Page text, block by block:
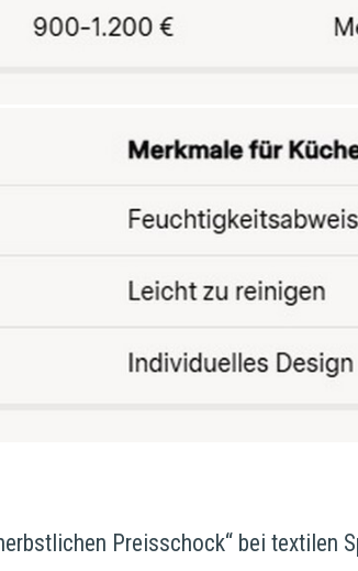
Preisschock“ bei textilen